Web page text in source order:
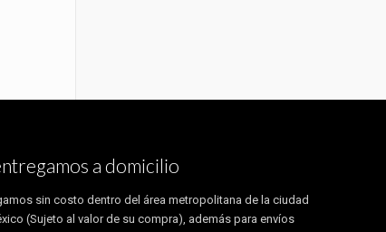
a domicilio
sin costo dentro del área metropolitana de la ciudad
(Sujeto al valor de su compra), además para envíos